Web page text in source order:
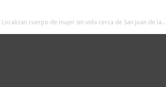
Localizan cuerpo de mujer sin vida cerca de San Juan de la...